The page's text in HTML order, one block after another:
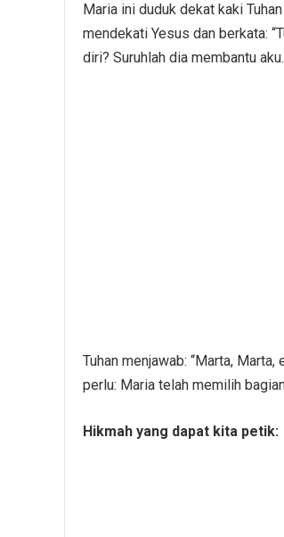
Maria ini duduk dekat kaki
mendekati Yesus dan berkata:
diri? Suruhlah dia membantu
Tuhan menjawab: “Marta,
perlu: Maria telah memilih
Hikmah yang dapat kita petik: